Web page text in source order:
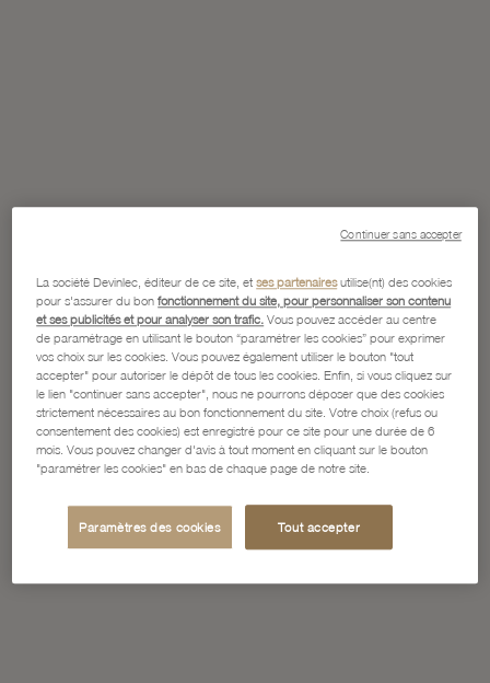
La société Devinlec, éditeur de ce site, etses partenairesutilise(nt) des cookies
pour s'assurer du bonfonctionnement du site, pour personnaliser son contenu
et ses publicités et pour analyser son trafic. Vous pouvez accéder au centre
de paramétrage en utilisant le bouton “paramétrer les cookies” pour exprimer
vos choix sur les cookies. Vous pouvez également utiliser le bouton "tout
accepter" pour autoriser le dépôt de tous les cookies. Enfin, si vous cliquez sur
le lien "continuer sans accepter", nous ne pourrons déposer que des cookies
strictement nécessaires au bon fonctionnement du site. Votre choix (refus ou
consentement des cookies) est enregistré pour ce site pour une durée de 6
mois. Vous pouvez changer d'avis à tout moment en cliquant sur le bouton
"paramétrer les cookies" en bas de chaque page de notre site.
Paramètres des cookies Tout accepter
Continuer sans accepter